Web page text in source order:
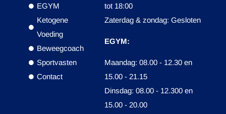
EGYM
Ketogene
Voeding
Beweegcoach
Sportvasten
Contact
tot 18:00
Zaterdag & zondag: Gesloten
EGYM:
Maandag: 08.00 - 12.30 en
15.00 - 21.15
Dinsdag: 08.00 - 12.300 en
15.00 - 20.00